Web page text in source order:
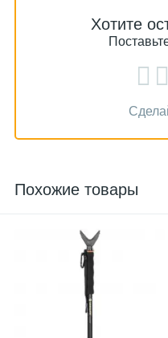
Хотите
Похожие товары